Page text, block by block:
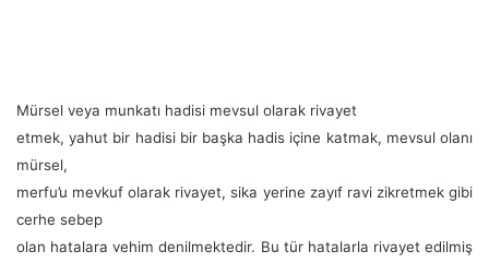
Mürsel veya munkatı hadisi mevsul olarak rivayet
etmek, yahut bir hadisi bir başka hadis içine katmak, mevsul olanı
mürsel,
merfu’u mevkuf olarak rivayet, sika yerine zayıf ravi zikretmek gibi
cerhe sebep
olan hatalara vehim denilmektedir. Bu tür hatalarla rivayet edilmiş